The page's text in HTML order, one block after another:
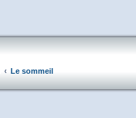
Le sommeil